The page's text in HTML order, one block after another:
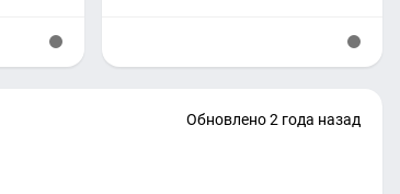
Обновлено 2 года назад